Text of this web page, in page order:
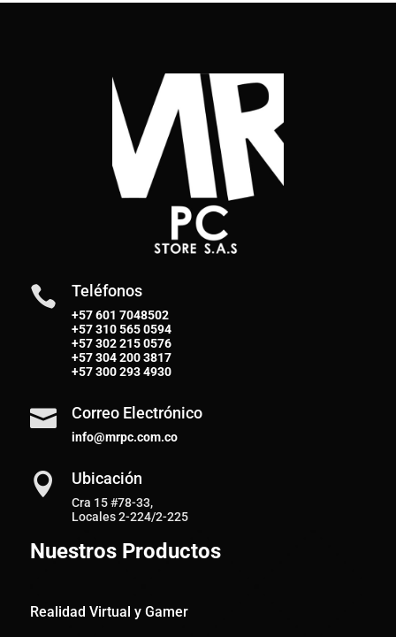
 Teléfonos
+57 601 7048502
+57310 565 0594
+57302 215 0576
+57304 200 3817
+57300 293 4930
 Correo Electrónico
info@mrpc.com.co
 Ubicación
Cra 15 #78-33,
Locales 2-224/2-225
Nuestros Productos
Realidad Virtual y Gamer